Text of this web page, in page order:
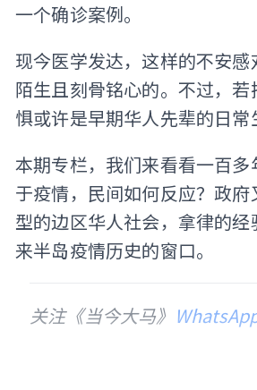
一个确诊案例。
现今医学发达，这样的不安
陌生且刻骨铭心的。不过，
惧或许是早期华人先辈的日常
本期专栏，我们来看看一百
于疫情，民间如何反应？政
型的边区华人社会，拿律的
来半岛疫情历史的窗口。
关注《当今大马》